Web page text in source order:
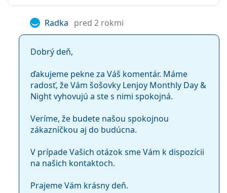
Radka pred 2 rokmi
Dobrý deň,
ďakujeme pekne za Váš komentár. Máme
radosť, že Vám šošovky Lenjoy Monthly Day &
Night vyhovujú a ste s nimi spokojná.
Veríme, že budete našou spokojnou
zákazníčkou aj do budúcna.
V prípade Vašich otázok sme Vám k dispozícii
na našich kontaktoch.
Prajeme Vám krásny deň.